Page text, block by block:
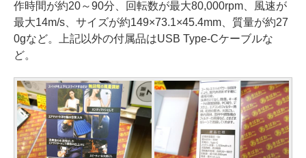
作時間が約20～90分、回転数が最大80,000rpm、風速が
最大14m/s、サイズが約149×73.1×45.4mm、質量が約27
0gなど。上記以外の付属品はUSB Type-Cケーブルな
ど。